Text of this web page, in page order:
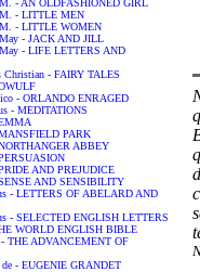
- AN OLDFASHIONED GIRL
- LITTLE MEN
- LITTLE WOMEN
- JACK AND JILL
- LIFE LETTERS AND
Christian - FAIRY TALES
- ORLANDO ENRAGED
- MEDITATIONS
PARK
ABBEY
AND PREJUDICE
AND SENSIBILITY
- LETTERS OF ABELARD AND
- SELECTED ENGLISH LETTERS
WORLD ENGLISH BIBLE
- THE ADVANCEMENT OF
de - EUGENIE GRANDET